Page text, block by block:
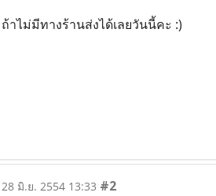
ถ้าไม่มีทางร้านส่งได้เลยวันนี้คะ :)
28 มิ.ย. 2554 13:33 #2